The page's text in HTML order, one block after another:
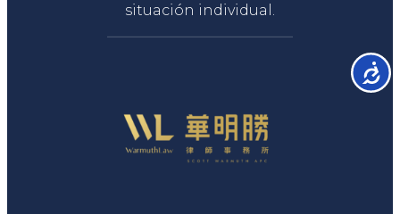
situación individual.